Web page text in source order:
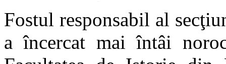
Fostul responsabil al
a încercat mai întâi